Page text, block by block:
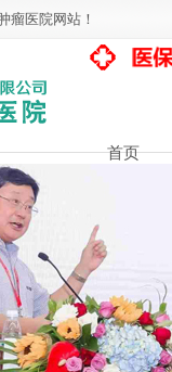
瘤医院网站！
首页